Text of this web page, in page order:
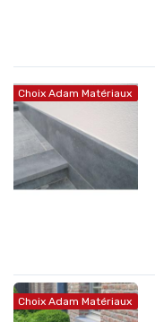
Choix Adam Matériaux
Choix Adam Matériaux